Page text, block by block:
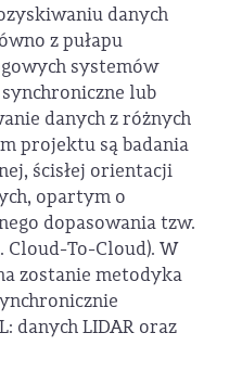
danych
z pułapu
systemów
synchroniczne lub
danych z różnych
projektu są badania
ścisłej orientacji
opartym o
dopasowania tzw.
Cloud-To-Cloud). W
zostanie metodyka
danych LIDAR oraz